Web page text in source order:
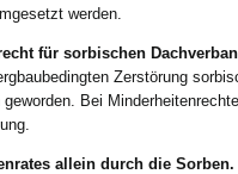
werden.
für sorbischen
Zerstörung
geworden. Bei
allein durch die Sorben.